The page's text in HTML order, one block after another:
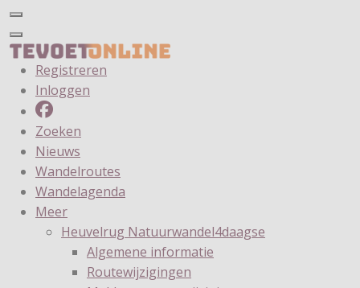
Registreren
Inloggen
Zoeken
Nieuws
Wandelroutes
Wandelagenda
Meer
Heuvelrug Natuurwandel4daagse
Algemene informatie
Routewijzigingen